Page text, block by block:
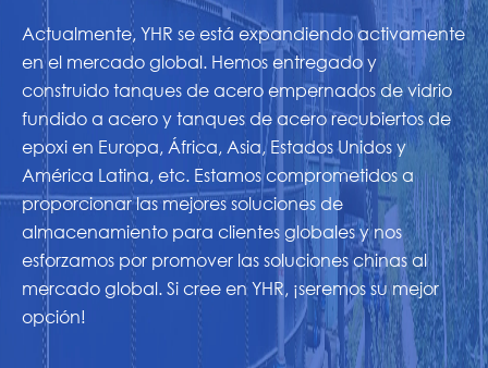
Actualmente, YHR se está expandiendo activamente
en el mercado global. Hemos entregado y
construido tanques de acero empernados de vidrio
fundido a acero y tanques de acero recubiertos de
epoxi en Europa, África, Asia, Estados Unidos y
América Latina, etc. Estamos comprometidos a
proporcionar las mejores soluciones de
almacenamiento para clientes globales y nos
esforzamos por promover las soluciones chinas al
mercado global. Si cree en YHR, ¡seremos su mejor
opción!